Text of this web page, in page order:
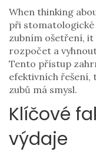
When thinking
při stomatologické
zubním ošetření, it
rozpočet a
Tento přístup
efektivních řešení,
zubů má smysl.
Klíčové
výdaje